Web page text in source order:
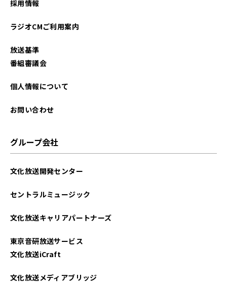
2025年08月
2025年05月
2024年10月
採用情報
ラジオCMご利用案内
放送基準
番組審議会
個人情報について
お問い合わせ
グループ会社
文化放送開発センター
セントラルミュージック
文化放送キャリアパートナーズ
東京音研放送サービス
文化放送iCraft
文化放送メディアブリッジ